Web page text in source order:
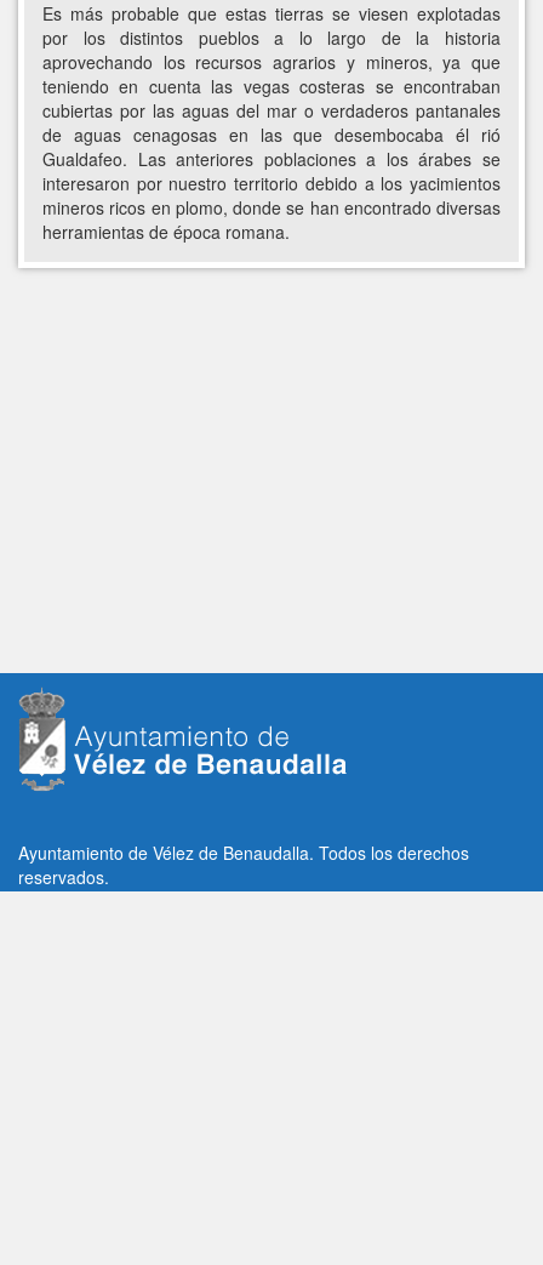
Es más probable que estas tierras se viesen explotadas
por los distintos pueblos a lo largo de la historia
aprovechando los recursos agrarios y mineros, ya que
teniendo en cuenta las vegas costeras se encontraban
cubiertas por las aguas del mar o verdaderos pantanales
de aguas cenagosas en las que desembocaba él rió
Gualdafeo. Las anteriores poblaciones a los árabes se
interesaron por nuestro territorio debido a los yacimientos
mineros ricos en plomo, donde se han encontrado diversas
herramientas de época romana.
Ayuntamiento de Vélez de Benaudalla. Todos los derechos
reservados.